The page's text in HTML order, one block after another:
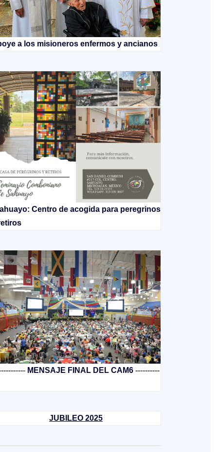
a los misioneros enfermos y ancianos
Centro de acogida para peregrinos
MENSAJE FINAL DEL CAM6 ----------
JUBILEO 2025